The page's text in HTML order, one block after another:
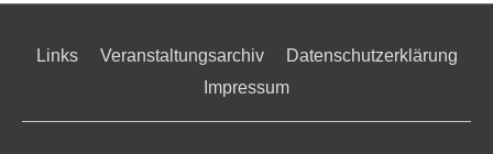
Links Veranstaltungsarchiv
Datenschutzerklärung
Impressum